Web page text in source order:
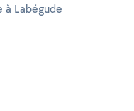
à Labégude